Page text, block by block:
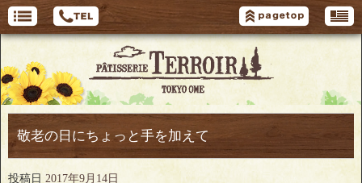
敬老の日にちょっと手を加えて
投稿日 2017年9月14日